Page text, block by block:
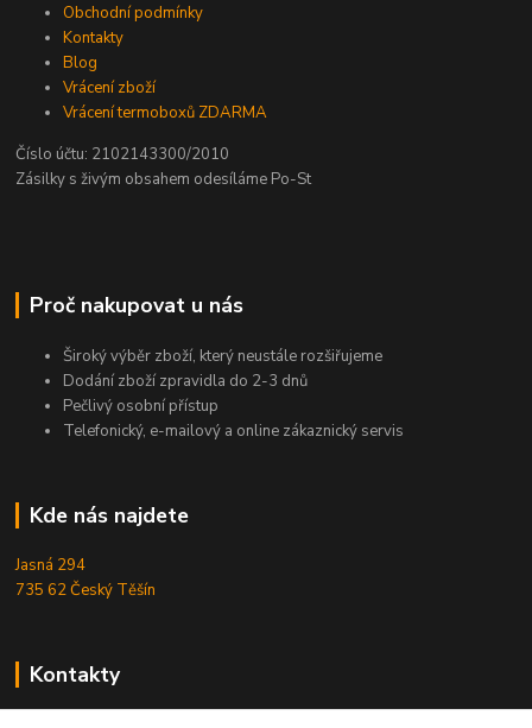
Obchodní podmínky
Kontakty
Blog
Vrácení zboží
Vrácení termoboxů ZDARMA
Číslo účtu: 2102143300/2010
Zásilky s živým obsahem odesíláme Po-St
Proč nakupovat u nás
Široký výběr zboží, který neustále rozšiřujeme
Dodání zboží zpravidla do 2-3 dnů
Pečlivý osobní přístup
Telefonický, e-mailový a online zákaznický servis
Kde nás najdete
Jasná 294
735 62 Český Těšín
Kontakty